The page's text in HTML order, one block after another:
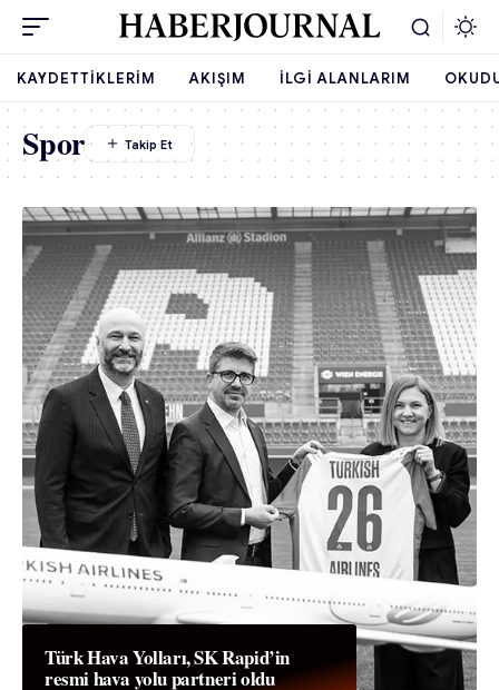
KAYDETTIKLERIM AKIŞIM İLGI ALANLARIM
Spor
Türk Hava Yolları, SK Rapid’in
resmi hava yolu partneri oldu